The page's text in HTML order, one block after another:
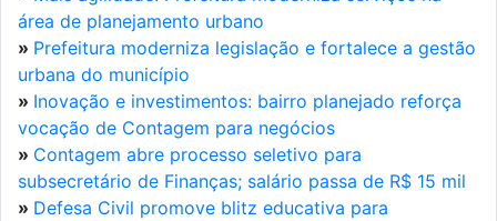
área de planejamento urbano
» Prefeitura moderniza legislação e fortalece a gestão
urbana do município
» Inovação e investimentos: bairro planejado reforça
vocação de Contagem para negócios
» Contagem abre processo seletivo para
subsecretário de Finanças; salário passa de R$ 15 mil
» Defesa Civil promove blitz educativa para